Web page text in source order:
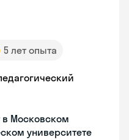
5 лет опыта
в Московском
университете